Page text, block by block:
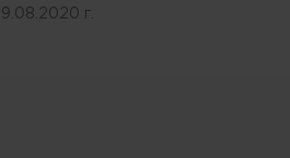
19.08.2020 г.